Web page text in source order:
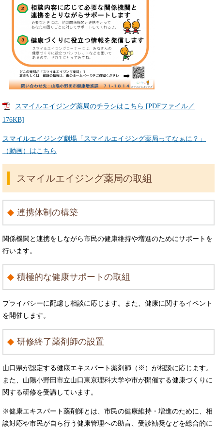
スマイルエイジング薬局のチラシはこちら [PDFファイル／
176KB]
スマイルエイジング劇場「スマイルエイジング薬局ってなぁに？」
（動画）はこちら
スマイルエイジング薬局の取組
連携体制の構築
関係機関と連携をしながら市民の健康維持や増進のためにサポートを
行います。
積極的な健康サポートの取組
プライバシーに配慮し相談に応じます。また、健康に関するイベント
を開催します。
研修終了薬剤師の設置
山口県が認定する健康エキスパート薬剤師（※）が相談に応じます。
また、山陽小野田市立山口東京理科大学や市が開催する健康づくりに
関する研修を受講しています。
※健康エキスパート薬剤師とは、市民の健康維持・増進のために、相
談対応や市民が自ら行う健康管理への助言、受診勧奨などを総合的に